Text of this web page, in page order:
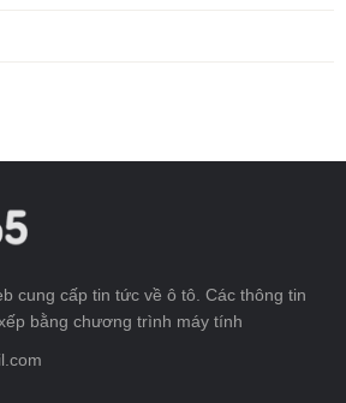
cung cấp tin tức về ô tô. Các thông tin
bằng chương trình máy tính